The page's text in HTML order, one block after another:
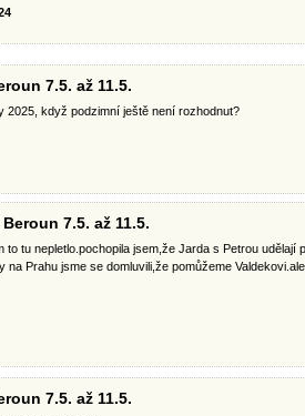
7.5. až 11.5.
2025, když podzimní ještě není rozhodnut?
7.5. až 11.5.
to tu nepletlo.pochopila jsem,že Jarda s Petrou udělají
na Prahu jsme se domluvili,že pomůžeme
7.5. až 11.5.